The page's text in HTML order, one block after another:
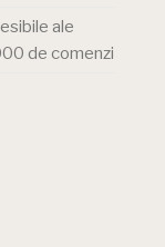
ale
de comenzi